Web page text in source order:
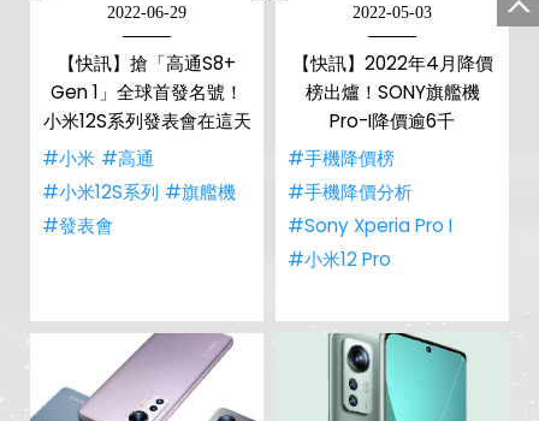
2022-06-29
【快訊】搶「高通S8+
Gen 1」全球首發名號！
小米12S系列發表會在這天
#小米 #高通
#小米12S系列 #旗艦機
#發表會
2022-05-03
【快訊】2022年4月降價
榜出爐！SONY旗艦機
Pro-I降價逾6千
#手機降價榜
#手機降價分析
#Sony Xperia Pro I
#小米12 Pro